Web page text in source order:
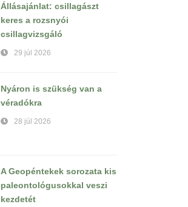
Állásajánlat: csillagászt
keres a rozsnyói
csillagvizsgáló
29 júl 2026
Nyáron is szükség van a
véradókra
28 júl 2026
A Geopéntekek sorozata kis
paleontológusokkal veszi
kezdetét